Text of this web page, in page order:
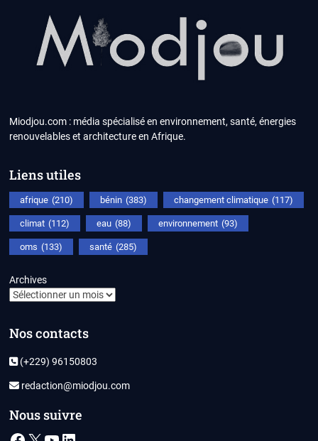
Miodjou.com : média spécialisé en environnement, santé, énergies
renouvelables et architecture en Afrique.
Liens utiles
afrique (210) bénin (383) changement climatique (117)
climat (112) eau (88) environnement (93)
oms (133) santé (285)
Archives
Nos contacts
(+229) 96150803
redaction@miodjou.com
Nous suivre